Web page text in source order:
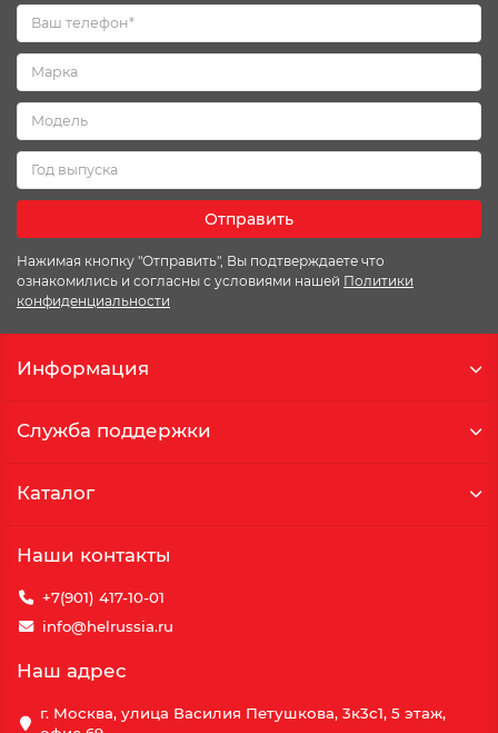
Отправить
Нажимая кнопку "Отправить", Вы подтверждаете что
ознакомились и согласны с условиями нашей Политики
конфиденциальности
Информация
Служба поддержки
Каталог
Наши контакты
+7(901) 417-10-01
info@helrussia.ru
Наш адрес
г. Москва, улица Василия Петушкова, 3к3c1, 5 этаж,